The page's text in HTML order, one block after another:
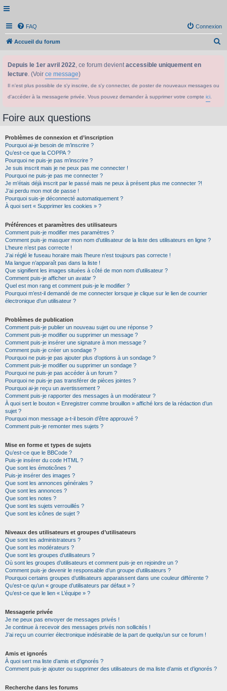
FAQ Connexion
Accueil du forum
Depuis le 1er avril 2022, ce forum devientaccessible uniquement en
lecture. (Voir ce message)
Il n'est plus possible de s'y inscrire, de s'y connecter, de poster de nouveaux messages ou
d'accéder à la messagerie privée. Vous pouvez demander à supprimer votre compte ici
Foire aux questions
Problèmes de connexion et d’inscription
Pourquoi ai-je besoin de m’inscrire ?
Qu’est-ce que la COPPA ?
Pourquoi ne puis-je pas m’inscrire ?
Je suis inscrit mais je ne peux pas me connecter !
Pourquoi ne puis-je pas me connecter ?
Je m’étais déjà inscrit par le passé mais ne peux à présent plus me connecter ?!
J’ai perdu mon mot de passe !
Pourquoi suis-je déconnecté automatiquement ?
À quoi sert « Supprimer les cookies » ?
Préférences et paramètres des utilisateurs
Comment puis-je modifier mes paramètres ?
Comment puis-je masquer mon nom d’utilisateur de la liste des utilisateurs en ligne ?
L’heure n’est pas correcte !
J’ai réglé le fuseau horaire mais l’heure n’est toujours pas correcte !
Ma langue n’apparaît pas dans la liste !
Que signifient les images situées à côté de mon nom d’utilisateur ?
Comment puis-je afficher un avatar ?
Quel est mon rang et comment puis-je le modifier ?
Pourquoi m’est-il demandé de me connecter lorsque je clique sur le lien de courrier
électronique d’un utilisateur ?
Problèmes de publication
Comment puis-je publier un nouveau sujet ou une réponse ?
Comment puis-je modifier ou supprimer un message ?
Comment puis-je insérer une signature à mon message ?
Comment puis-je créer un sondage ?
Pourquoi ne puis-je pas ajouter plus d’options à un sondage ?
Comment puis-je modifier ou supprimer un sondage ?
Pourquoi ne puis-je pas accéder à un forum ?
Pourquoi ne puis-je pas transférer de pièces jointes ?
Pourquoi ai-je reçu un avertissement ?
Comment puis-je rapporter des messages à un modérateur ?
À quoi sert le bouton « Enregistrer comme brouillon » affiché lors de la rédaction d’un
sujet ?
Pourquoi mon message a-t-il besoin d’être approuvé ?
Comment puis-je remonter mes sujets ?
Mise en forme et types de sujets
Qu’est-ce que le BBCode ?
Puis-je insérer du code HTML ?
Que sont les émoticônes ?
Puis-je insérer des images ?
Que sont les annonces générales ?
Que sont les annonces ?
Que sont les notes ?
Que sont les sujets verrouillés ?
Que sont les icônes de sujet ?
Niveaux des utilisateurs et groupes d’utilisateurs
Que sont les administrateurs ?
Que sont les modérateurs ?
Que sont les groupes d’utilisateurs ?
Où sont les groupes d’utilisateurs et comment puis-je en rejoindre un ?
Comment puis-je devenir le responsable d’un groupe d’utilisateurs ?
Pourquoi certains groupes d’utilisateurs apparaissent dans une couleur différente ?
Qu’est-ce qu’un « groupe d’utilisateurs par défaut » ?
Qu’est-ce que le lien « L’équipe » ?
Messagerie privée
Je ne peux pas envoyer de messages privés !
Je continue à recevoir des messages privés non sollicités !
J’ai reçu un courrier électronique indésirable de la part de quelqu’un sur ce forum !
Amis et ignorés
À quoi sert ma liste d’amis et d’ignorés ?
Comment puis-je ajouter ou supprimer des utilisateurs de ma liste d’amis et d’ignorés ?
Recherche dans les forums